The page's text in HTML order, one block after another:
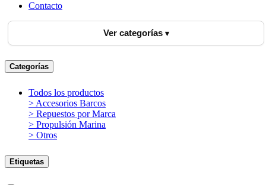
​Contacto
Ver categorías
Categorías
Todos los productos
> Accesorios Barcos
> Repuestos por Marca
> Propulsión Marina
> Otros
Etiquetas